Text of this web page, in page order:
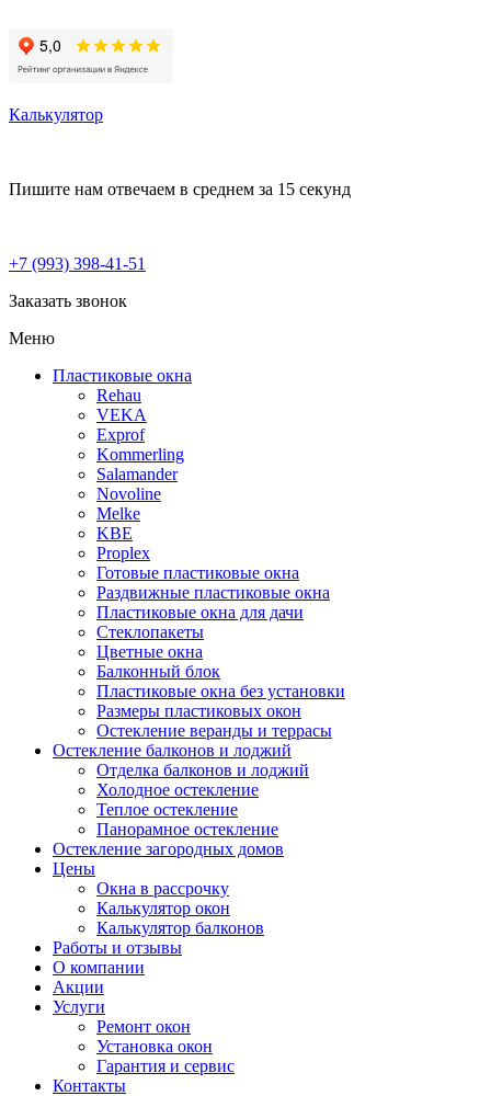
Калькулятор
Пишите нам отвечаем в среднем за 15 секунд
+7 (993) 398-41-51
Заказать звонок
Меню
Пластиковые окна
Rehau
VEKA
Exprof
Kommerling
Salamander
Novoline
Melke
KBE
Proplex
Готовые пластиковые окна
Раздвижные пластиковые окна
Пластиковые окна для дачи
Стеклопакеты
Цветные окна
Балконный блок
Пластиковые окна без установки
Размеры пластиковых окон
Остекление веранды и террасы
Остекление балконов и лоджий
Отделка балконов и лоджий
Холодное остекление
Теплое остекление
Панорамное остекление
Остекление загородных домов
Цены
Окна в рассрочку
Калькулятор окон
Калькулятор балконов
Работы и отзывы
О компании
Акции
Услуги
Ремонт окон
Установка окон
Гарантия и сервис
Контакты